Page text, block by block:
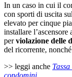
In un caso in cui il
con sporti di uscita
elevato per cinque
installare
perviolazione delle
del ricorrente,
>> leggi anche
condomini